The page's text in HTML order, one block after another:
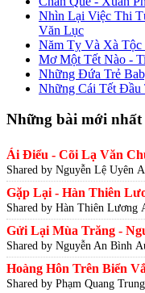
Nhìn Lại Việc Thi
Văn Lục
Năm Tỵ Và Xà
Mơ Một Tết Nào -
Những Đứa Trẻ
Những Cái Tết Đầu
Những bài mới nhất
Ái Điểu - Cõi Lạ Văn
Shared by Nguyễn Lệ Uyên
Gặp Lại - Hàn Thiên
Shared by Hàn Thiên Lương
Gửi Lại Mùa Trăng -
Shared by Nguyễn An Bình
Hoàng Hôn Trên Biển
Shared by Phạm Quang Trung